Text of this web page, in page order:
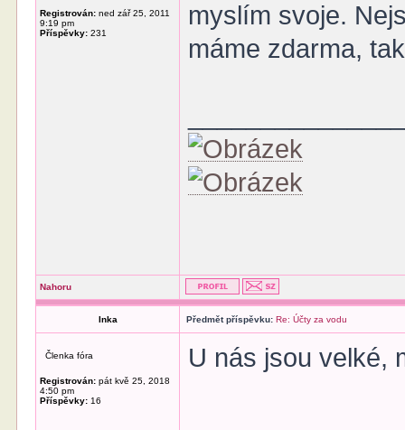
Registrován: ned zář 25, 2011
9:19 pm
Příspěvky: 231
myslím svoje.
máme zdarma,
Nahoru
Inka Předmět příspěvku: Re: Účty za vodu
Členka fóra
Registrován: pát kvě 25, 2018
4:50 pm
Příspěvky: 16
U nás jsou velké,